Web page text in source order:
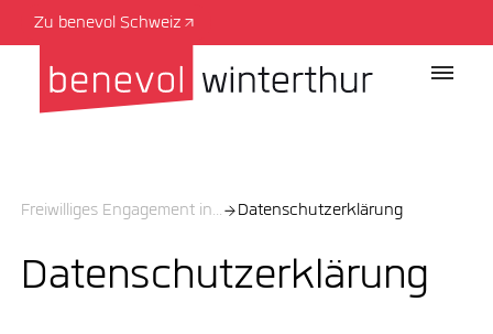
Zu benevol Schweiz
Freiwilliges Engagement in... Datenschutzerklärung
Datenschutzerklärung